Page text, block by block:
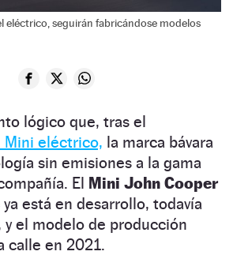
eléctrico, seguirán fabricándose modelos
lógico que, tras el
Mini eléctrico, la marca bávara
sin emisiones a la gama
El Mini John Cooper
ya está en desarrollo, todavía
el modelo de producción
calle en 2021.